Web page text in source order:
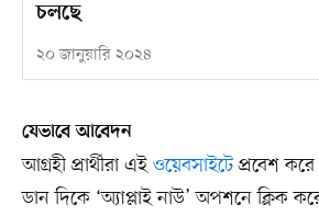
চলছে
২০ জানুয়ারি ২০২৪
যেভাবে আবেদন
আগ্রহী প্রার্থীরা এইওয়েবসাইটেপ্রবেশ
ডান দিকে ‘অ্যাপ্লাই নাউ’ অপশনে ক্লিক